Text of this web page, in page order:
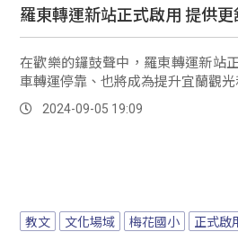
羅東轉運新站正式啟用 提供更
在歡樂的鑼鼓聲中，羅東轉運新站
車轉運停靠、也將成為提升宜蘭觀
2024-09-05 19:09
教文 文化場域 梅花國小 正式啟